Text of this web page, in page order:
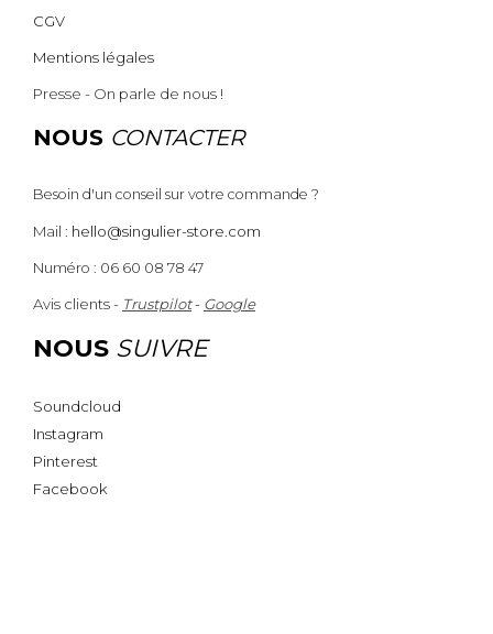
CGV
Mentions légales
Presse - On parle de nous !
NOUS CONTACTER
Besoin d'un conseil sur votre commande ?
Mail : hello@singulier-store.com
Numéro : 06 60 08 78 47
Avis clients - Trustpilot- Google
NOUS SUIVRE
Soundcloud
Instagram
Pinterest
Facebook